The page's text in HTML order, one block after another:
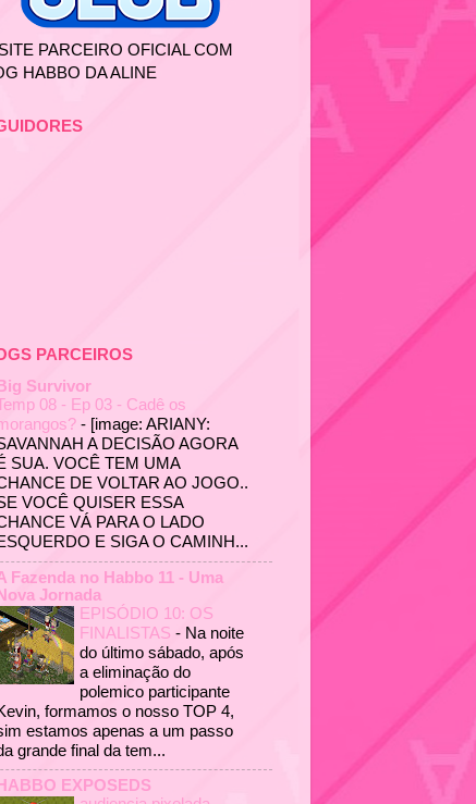
PARCEIRO OFICIAL COM
HABBO DA ALINE
PARCEIROS
Survivor
08 - Ep 03 - Cadê os
- [image: ARIANY:
A DECISÃO AGORA
SUA. VOCÊ TEM UMA
DE VOLTAR AO JOGO..
VOCÊ QUISER ESSA
VÁ PARA O LADO
E SIGA O CAMINH...
Fazenda no Habbo 11 - Uma
Jornada
EPISÓDIO 10: OS
FINALISTAS - Na noite
do último sábado, após
a eliminação do
polemico participante
formamos o nosso TOP 4,
estamos apenas a um passo
grande final da tem...
EXPOSEDS